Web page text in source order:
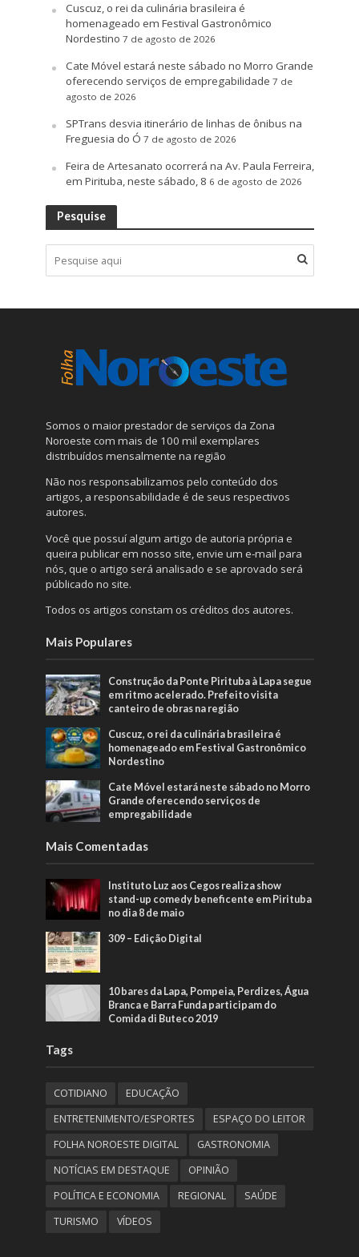
Cuscuz, o rei da culinária brasileira é
homenageado em Festival Gastronômico
Nordestino 7 de agosto de 2026
Cate Móvel estará neste sábado no Morro Grande
oferecendo serviços de empregabilidade 7 de
agosto de 2026
SPTrans desvia itinerário de linhas de ônibus na
Freguesia do Ó 7 de agosto de 2026
Feira de Artesanato ocorrerá na Av. Paula Ferreira,
em Pirituba, neste sábado, 8 6 de agosto de 2026
Pesquise
Somos o maior prestador de serviços da Zona
Noroeste com mais de 100 mil exemplares
distribuídos mensalmente na região
Não nos responsabilizamos pelo conteúdo dos
artigos, a responsabilidade é de seus respectivos
autores.
Você que possuí algum artigo de autoria própria e
queira publicar em nosso site, envie um e-mail para
nós, que o artigo será analisado e se aprovado será
públicado no site.
Todos os artigos constam os créditos dos autores.
Mais Populares
Construção da Ponte Pirituba à Lapa segue
em ritmo acelerado. Prefeito visita
canteiro de obras na região
Cuscuz, o rei da culinária brasileira é
homenageado em Festival Gastronômico
Nordestino
Cate Móvel estará neste sábado no Morro
Grande oferecendo serviços de
empregabilidade
Mais Comentadas
Instituto Luz aos Cegos realiza show
stand-up comedy beneficente em Pirituba
no dia 8 de maio
309 – Edição Digital
10 bares da Lapa, Pompeia, Perdizes, Água
Branca e Barra Funda participam do
Comida di Buteco 2019
Tags
COTIDIANO
EDUCAÇÃO
ENTRETENIMENTO/ESPORTES
ESPAÇO DO LEITOR
FOLHA NOROESTE DIGITAL
GASTRONOMIA
NOTÍCIAS EM DESTAQUE
OPINIÃO
POLÍTICA E ECONOMIA
REGIONAL
SAÚDE
TURISMO
VÍDEOS